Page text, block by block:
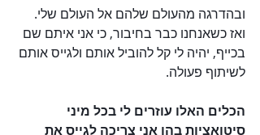
ובהדרגה מהעולם שלהם אל העולם שלי.
ואז כשאנחנו כבר בחיבור, כי אני איתם שם
בכייף, יהיה לי קל להוביל אותם ולגייס אותם
לשיתוף פעולה.
הכלים האלו עוזרים לי בכל מיני
סיטואציות בהן אני צריכה לגייס את